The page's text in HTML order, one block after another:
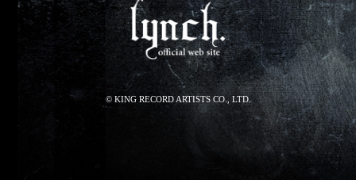
© KING RECORD ARTISTS CO., LTD.